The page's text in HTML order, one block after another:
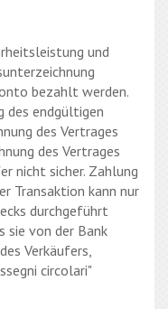
und
bezahlt werden.
des endgültigen
des Vertrages
des Vertrages
nicht sicher. Zahlung
Transaktion kann nur
durchgeführt
sie von der Bank
Verkäufers,
circolari"